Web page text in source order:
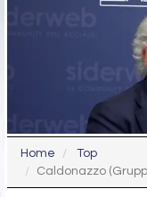
Home
Top
Caldonazzo